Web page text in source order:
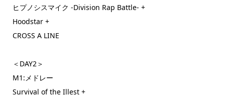
ヒプノシスマイク -Division Rap Battle- +
Hoodstar +
CROSS A LINE
＜DAY2＞
M1:メドレー
Survival of the Illest +